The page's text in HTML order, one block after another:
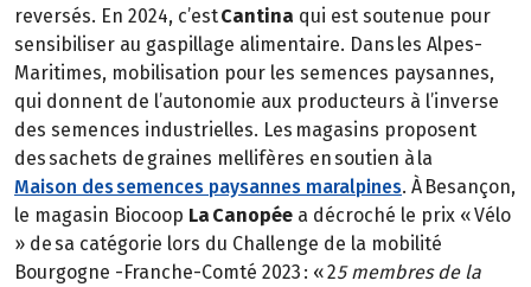
reversés. En 2024, c’estCantina qui est soutenue pour
sensibiliser au gaspillage alimentaire. Dans les Alpes-
Maritimes, mobilisation pour les semences paysannes,
qui donnent de l’autonomie aux producteurs à l’inverse
des semences industrielles. Les magasins proposent
des sachets de graines mellifères en soutien à la
Maison des semences paysannes maralpines. À Besançon,
le magasin Biocoop La Canopée a décroché le prix « Vélo
» de sa catégorie lors du Challenge de la mobilité
Bourgogne -Franche-Comté 2023 : « 25 membres de la